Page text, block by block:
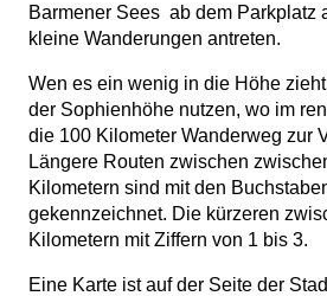
Barmener Sees ab dem Parkplatz
kleine Wanderungen antreten.
Wen es ein wenig in die Höhe
der Sophienhöhe nutzen, wo im
die 100 Kilometer Wanderweg zur
Längere Routen zwischen
Kilometern sind mit den
gekennzeichnet. Die kürzeren
Kilometern mit Ziffern von 1 bis 3.
Eine Karte ist auf der Seite der